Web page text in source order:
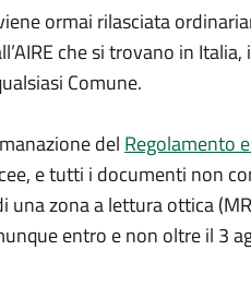
ormai rilasciata
che si trovano in
Comune.
del Regolamento
e tutti i documenti non
una zona a lettura ottica
entro e non oltre il 3